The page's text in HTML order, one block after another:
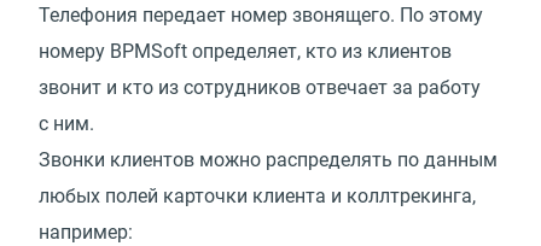
Телефония передает номер звонящего. По этому
номеру BPMSoft определяет, кто из клиентов
звонит и кто из сотрудников отвечает за работу
с ним.
Звонки клиентов можно распределять по данным
любых полей карточки клиента и коллтрекинга,
например: